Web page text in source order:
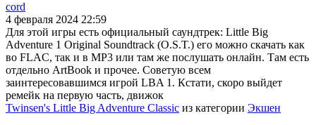
cord
4 февраля 2024 22:59
Для этой игры есть официальный саундтрек: Little Big
Adventure 1 Original Soundtrack (O.S.T.) его можно скачать как
во FLAC, так и в MP3 или там же послушать онлайн. Там есть
отдельно ArtBook и прочее. Советую всем
заинтересовавшимся игрой LBA 1. Кстати, скоро выйдет
ремейк на первую часть, движок
Twinsen's Little Big Adventure Classic из категории Экшен